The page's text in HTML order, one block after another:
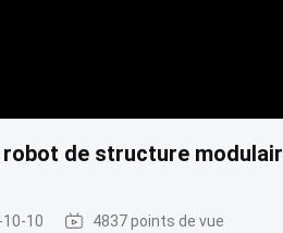
de structure
10 4837 points de vue